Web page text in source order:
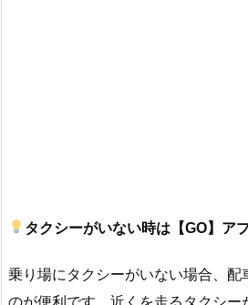
タクシーがいない時は【GO】ア
乗り場にタクシーがいない場合、配
のが便利です。近くを走るタクシー